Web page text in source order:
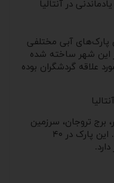
در آنتالیا
پارک‌های آبی مختلفی
این شهر ساخته شده
علاقه گردشگران بوده
تروجان، سرزمین
دلفین‌ها و وسایل بازی را شامل می‌شود. این پارک در ۴۰